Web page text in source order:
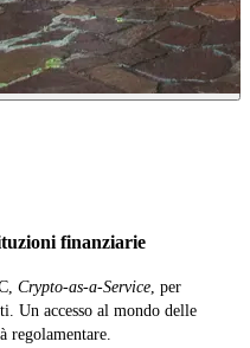
finanziarie
Crypto-as-a-Service, per
Un accesso al mondo delle
regolamentare.